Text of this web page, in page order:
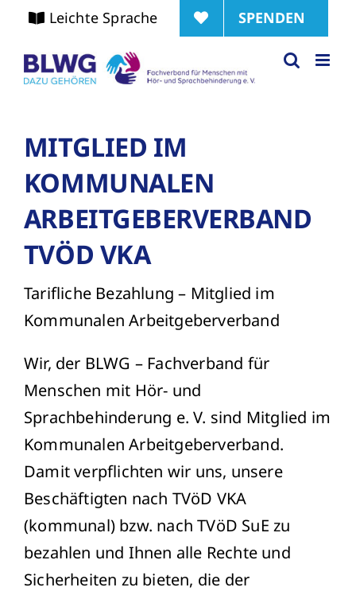
Zum
springen
Leichte Sprache SPENDEN
MITGLIED IM
KOMMUNALEN
ARBEITGEBERVERBAND
TVÖD VKA
Tarifliche Bezahlung – Mitglied im
Kommunalen Arbeitgeberverband
Wir, der BLWG – Fachverband für
Menschen mit Hör- und
Sprachbehinderung e. V. sind Mitglied im
Kommunalen Arbeitgeberverband.
Damit verpflichten wir uns, unsere
Beschäftigten nach TVöD VKA
(kommunal) bzw. nach TVöD SuE zu
bezahlen und Ihnen alle Rechte und
Sicherheiten zu bieten, die der